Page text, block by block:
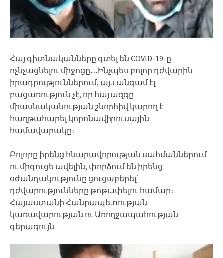
Հայ գիտնականները գտել են COVID-19-ը
ոչնչացնելու միջոցը․․․Ինչպես բոլոր դժվարին
իրադրություններում, այս անգամ էլ
բացառություն չէ, որ հայ ազգը
միասնականության շնորհիվ կարող է
հաղթահարել կորոնավիրուսային
համավարակը։
Բոլորը իրենց հնարավորության սահմաններում
ու միգուցե ավելին, փորձում են իրենց
օժանդակությունը ցուցաբերել՝
դժվարությունները թոթափելու համար։
Հայաստանի Հանրապետության
կառավարության ու Առողջապահության
գերագույն